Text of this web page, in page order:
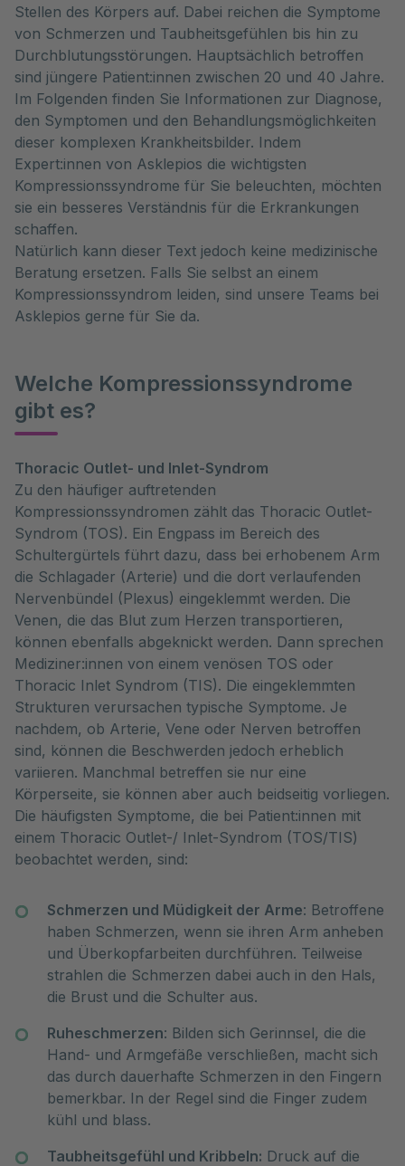
Stellen des Körpers auf. Dabei reichen die Symptome
von Schmerzen und Taubheitsgefühlen bis hin zu
Durchblutungsstörungen. Hauptsächlich betroffen
sind jüngere Patient:innen zwischen 20 und 40 Jahre.
Im Folgenden finden Sie Informationen zur Diagnose,
den Symptomen und den Behandlungsmöglichkeiten
dieser komplexen Krankheitsbilder. Indem
Expert:innen von Asklepios die wichtigsten
Kompressionssyndrome für Sie beleuchten, möchten
sie ein besseres Verständnis für die Erkrankungen
schaffen.
Natürlich kann dieser Text jedoch keine medizinische
Beratung ersetzen. Falls Sie selbst an einem
Kompressionssyndrom leiden, sind unsere Teams bei
Asklepios gerne für Sie da.
Welche Kompressionssyndrome
gibt es?
Thoracic Outlet- und Inlet-Syndrom
Zu den häufiger auftretenden
Kompressionssyndromen zählt das Thoracic Outlet-
Syndrom (TOS). Ein Engpass im Bereich des
Schultergürtels führt dazu, dass bei erhobenem Arm
die Schlagader (Arterie) und die dort verlaufenden
Nervenbündel (Plexus) eingeklemmt werden. Die
Venen, die das Blut zum Herzen transportieren,
können ebenfalls abgeknickt werden. Dann sprechen
Mediziner:innen von einem venösen TOS oder
Thoracic Inlet Syndrom (TIS). Die eingeklemmten
Strukturen verursachen typische Symptome. Je
nachdem, ob Arterie, Vene oder Nerven betroffen
sind, können die Beschwerden jedoch erheblich
variieren. Manchmal betreffen sie nur eine
Körperseite, sie können aber auch beidseitig vorliegen.
Die häufigsten Symptome, die bei Patient:innen mit
einem Thoracic Outlet-/ Inlet-Syndrom (TOS/TIS)
beobachtet werden, sind:
Schmerzen und Müdigkeit der Arme: Betroffene
haben Schmerzen, wenn sie ihren Arm anheben
und Überkopfarbeiten durchführen. Teilweise
strahlen die Schmerzen dabei auch in den Hals,
die Brust und die Schulter aus.
Ruheschmerzen: Bilden sich Gerinnsel, die die
Hand- und Armgefäße verschließen, macht sich
das durch dauerhafte Schmerzen in den Fingern
bemerkbar. In der Regel sind die Finger zudem
kühl und blass.
Taubheitsgefühl und Kribbeln: Druck auf die